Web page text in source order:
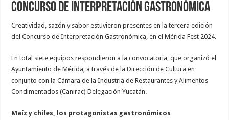
concurso de Interpretación Gastronómica
Creatividad, sazón y sabor estuvieron presentes en la tercera edición
del Concurso de Interpretación Gastronómica, en el Mérida Fest 2024.
En total siete equipos respondieron a la convocatoria, que organizó el
Ayuntamiento de Mérida, a través de la Dirección de Cultura en
conjunto con la Cámara de la Industria de Restaurantes y Alimentos
Condimentados (Canirac) Delegación Yucatán.
Maíz y chiles, los protagonistas gastronómicos